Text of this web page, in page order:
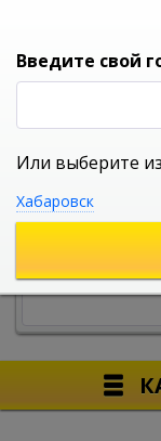
УНИВЕРСАЛЬНЫЙ
Введите свой
Или выберите
Хабаровск